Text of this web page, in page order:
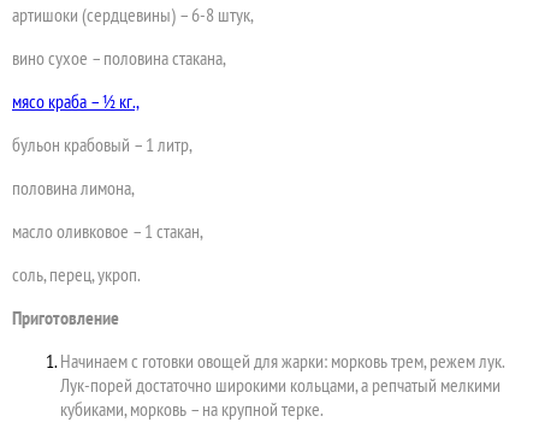
артишоки (сердцевины) – 6-8 штук,
вино сухое – половина стакана,
мясо краба – ½ кг.,
бульон крабовый – 1 литр,
половина лимона,
масло оливковое – 1 стакан,
соль, перец, укроп.
Приготовление
Начинаем с готовки овощей для жарки: морковь трем, режем лук.
Лук-порей достаточно широкими кольцами, а репчатый мелкими
кубиками, морковь – на крупной терке.